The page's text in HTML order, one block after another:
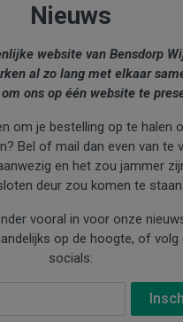
Nieuws
website van Bensdorp
al zo lang met elkaar
ons op één website te
om je bestelling op te halen
Bel of mail dan even van te
en het zou jammer
deur zou komen te staan.
vooral in voor onze
op de hoogte, of volg
socials: